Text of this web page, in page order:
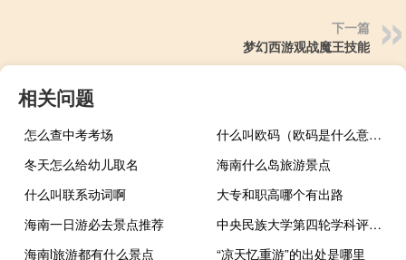
下一篇
梦幻西游观战魔王技能
相关问题
怎么查中考考场
什么叫欧码（欧码是什么意思）
冬天怎么给幼儿取名
海南什么岛旅游景点
什么叫联系动词啊
大专和职高哪个有出路
海南一日游必去景点推荐
中央民族大学第四轮学科评估结果
海南l旅游都有什么景点
“凉天忆重游”的出处是哪里